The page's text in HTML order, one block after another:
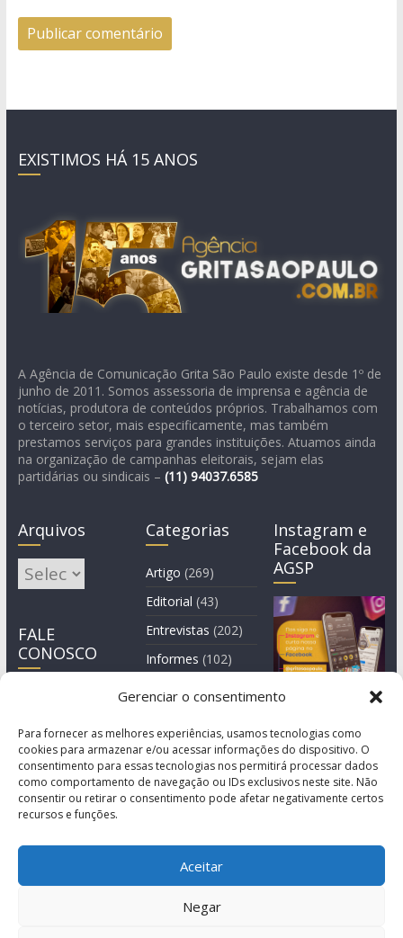
Gerenciar o consentimento
Para fornecer as melhores experiências, usamos tecnologias como
cookies para armazenar e/ou acessar informações do dispositivo. O
consentimento para essas tecnologias nos permitirá processar dados
como comportamento de navegação ou IDs exclusivos neste site. Não
consentir ou retirar o consentimento pode afetar negativamente certos
recursos e funções.
Aceitar
Negar
EXISTIMOS HÁ 15 ANOS
A Agência de Comunicação Grita São Paulo existe desde 1º de
junho de 2011. Somos assessoria de imprensa e agência de
notícias, produtora de conteúdos próprios. Trabalhamos com
o terceiro setor, mais especificamente, mas também
prestamos serviços para grandes instituições. Atuamos ainda
na organização de campanhas eleitorais, sejam elas
partidárias ou sindicais – (11) 94037.6585
Arquivos
Arquivos
FALE
CONOSCO
Categorias
Artigo (269)
Editorial (43)
Entrevistas (202)
Informes (102)
Instagram e
Facebook da
AGSP
© Copyright 2011-2026